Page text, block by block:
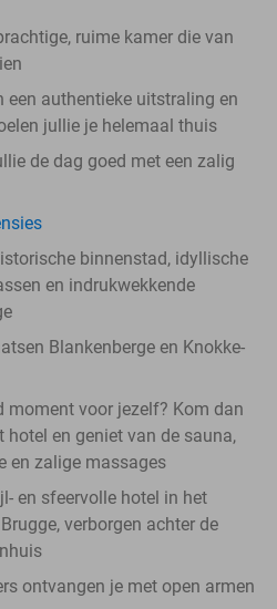
ruime kamer die van
een authentieke uitstraling en
jullie je helemaal thuis
de dag goed met een zalig
binnenstad, idyllische
en indrukwekkende
Blankenberge en Knokke-
moment voor jezelf? Kom dan
hotel en geniet van de sauna,
en zalige massages
en sfeervolle hotel in het
verborgen achter de
ontvangen je met open armen